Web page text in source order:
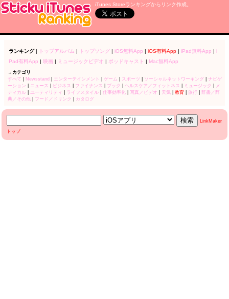
iTunes Storeランキングからリンク作成。
ランキング| トップアルバム | トップソング| iOS無料App | iOS有料App| iPad無料App | i
Pad有料App | 映画| ミュージックビデオ | ポッドキャスト | Mac無料App
→カテゴリ
すべて
Newsstand エンターテインメント ゲーム スポーツ ソーシャルネットワーキング| ナビゲ
ーション
ニュース ビジネス ファイナンス ブック ヘルスケア／フィットネス ミュージック
メ
ディカル| ユーティリティ ライフスタイル| 仕事効率化 写真／ビデオ 天気| 教育| 旅行| 辞書／辞
典／その他
フード／ドリンク カタログ
LinkMaker
トップ